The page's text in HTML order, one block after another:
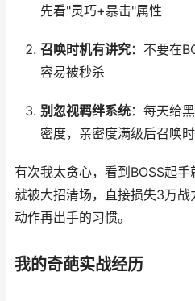
先看"灵巧+暴击"属性
召唤时机有讲究：不要在
容易被秒杀
别忽视羁绊系统：每天给
密度，亲密度满级后召唤
有次我太贪心，看到BOSS起
就被大招清场，直接损失3万战
动作再出手的习惯。
我的奇葩实战经历